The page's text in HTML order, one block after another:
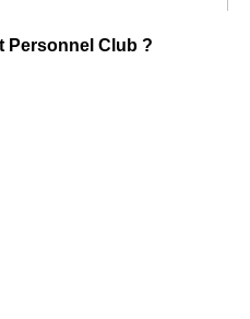
Personnel Club ?